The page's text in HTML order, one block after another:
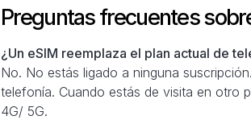
Preguntas frecuentes
¿Un eSIM reemplaza el plan actual de
No. No estás ligado a ninguna
telefonía. Cuando estás de visita en otro
4G/ 5G.